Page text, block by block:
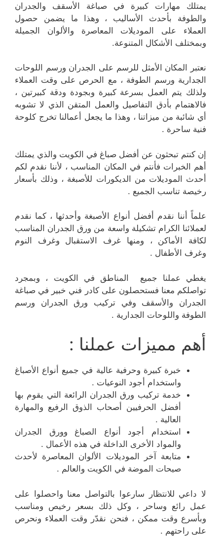
يمتلك مهارات كبيرة في صباغة الأسقف والجدران
والطوفة بأحدث الأساليب ، وهذا ما يضمن حصول
العملاء على الموديلات المعاصرة والألوان الجميلة
وبمختلف الأشكال المتنوعة.
نعتبر المكان الأمثل للرسم على الجدران ورسم اللوحات
الجدارية ورسم الطوفة ، مع الحرص على وقت العملاء
ولذلك يتم العمل بسرعة كبيرة وبجودة ودقة كبيرتين ،
فالاهتمام بأدق التفاصيل والعمل المتقن الذي لا تشوبه
أي شائبة من ميزاتنا ، وهذا ما يجعل أعمالنا تخرج كلوحة
فنية ساحرة .
إن كنتم تبحثون عن أفضل صباغ في الكويت والذي يمتلك
أهم الخبرات فأنتم في المكان المناسب ، لأننا نقدم لكم
أحدث الموديلات من الديكورات للأصبغة ، وذلك بأسعار
رخيصة تناسب الجميع .
علماً أننا نقدم أفضل أنواع الأصبغة وأحدثها ، كما نقدم
لعملائنا الكرام تشكيلة واسعة من ورق الجدران المناسب
لكافة الأماكن ، ومنها غرف الاستقبال وغرف النوم
وغرف الأطفال .
يغطي عملنا جميع المناطق في الكويت ، وبمجرد
تواصلكم معنا فستحصلون على كادر فني خبير في صباغة
الجدران والأسقف وفي تركيب ورق الجدران ورسم
الطوفة واللوحات الجدارية .
أهم مميزات عملنا :
خبرة كبيرة وحرفية عالية في جميع أنواع الأصباغ
واستخدام أجود النوعيات .
خدمة تركيب ورق الجدران الرائعة التي يقوم بها
أفضل الحرفيين أصحاب الذوق الرفيع والمهارة
العالية .
استخدام أجود أنواع الصباغ وورق الجدران
والمواد الأخرى الداخلة في هذه الأعمال .
متابعة آخر الموديلات الألوان المعاصرة لأحدث
صيحات الموضة في الكويت والعالم .
لا داعي للانتظار سارعوا بالتواصل معنا واحصلوا على
عمل رائع وساحر ، وكل ذلك بسعر رخيص ومناسب
وبأسرع وقت ممكن ، فنحن نقدّر وقت العملاء ونحرص
على راحتهم .